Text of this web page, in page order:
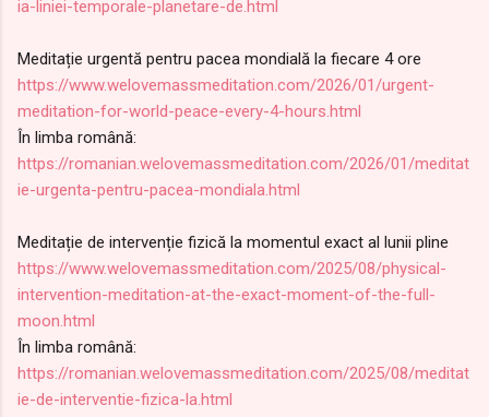
ia-liniei-temporale-planetare-de.html
Meditație urgentă pentru pacea mondială la fiecare 4 ore
https://www.welovemassmeditation.com/2026/01/urgent-
meditation-for-world-peace-every-4-hours.html
În limba română:
https://romanian.welovemassmeditation.com/2026/01/meditat
ie-urgenta-pentru-pacea-mondiala.html
Meditație de intervenție fizică la momentul exact al lunii pline
https://www.welovemassmeditation.com/2025/08/physical-
intervention-meditation-at-the-exact-moment-of-the-full-
moon.html
În limba română:
https://romanian.welovemassmeditation.com/2025/08/meditat
ie-de-interventie-fizica-la.html